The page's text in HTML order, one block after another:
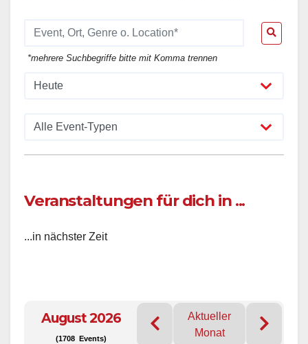
*mehrere Suchbegriffe bitte mit Komma trennen
Veranstaltungen für dich in ...
...in nächster Zeit
August 2026
(1708 Events)
Aktueller
Monat